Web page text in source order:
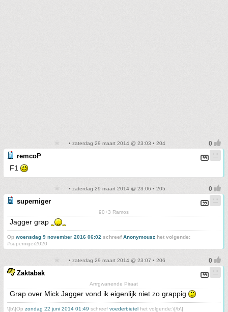
• zaterdag 29 maart 2014 @ 23:03 • 204
remcoP
F1
• zaterdag 29 maart 2014 @ 23:06 • 205
superniger
90+3 Ramos
Jagger grap
Op woensdag 9 november 2016 06:02 schreefAnonymousz het volgende:
#superniger2020
• zaterdag 29 maart 2014 @ 23:07 • 206
Zaktabak
Arrrgwanende Piraat
Grap over Mick Jagger vond ik eigenlijk niet zo grappig
\[b\]Op zondag 22 juni 2014 01:49 schreef voederbietel het volgende:\[/b\]